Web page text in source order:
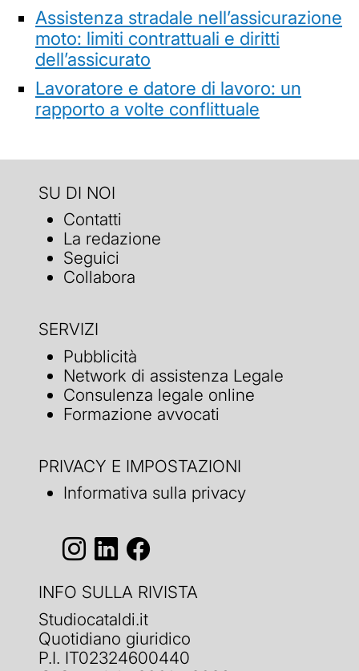
Assistenza stradale nell’assicurazione
moto: limiti contrattuali e diritti
dell’assicurato
Lavoratore e datore di lavoro: un
rapporto a volte conflittuale
SU DI NOI
Contatti
La redazione
Seguici
Collabora
SERVIZI
Pubblicità
Network di assistenza Legale
Consulenza legale online
Formazione avvocati
PRIVACY E IMPOSTAZIONI
Informativa sulla privacy
INFO SULLA RIVISTA
Studiocataldi.it
Quotidiano giuridico
P.I. IT02324600440